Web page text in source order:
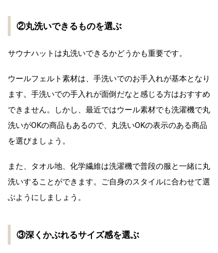
②丸洗いできるものを選ぶ
サウナハットは丸洗いできるかどうかも重要です。
ウールフェルト素材は、手洗いでのお手入れが基本となり
ます。手洗いでの手入れが面倒だなと感じる方はおすすめ
できません。しかし、最近ではウール素材でも洗濯機で丸
洗いがOKの商品もあるので、丸洗いOKの表示のある商品
を選びましょう。
また、タオル地、化学繊維は洗濯機で普段の服と一緒に丸
洗いすることができます。ご自身のスタイルに合わせて選
ぶようにしましょう。
③深くかぶれるサイズ感を選ぶ